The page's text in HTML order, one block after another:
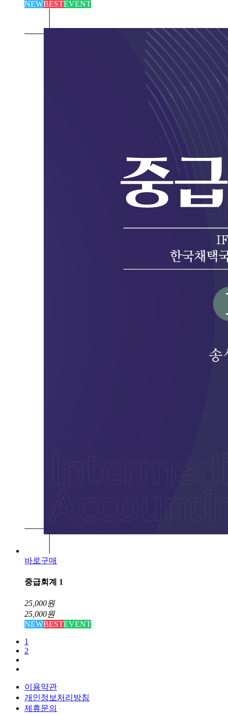
NEWBESTEVENT
바로구매
중급회계 1
25,000원
25,000원
NEWBESTEVENT
1
2
이용약관
개인정보처리방침
제휴문의